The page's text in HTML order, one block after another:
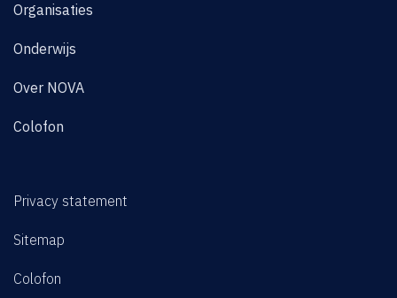
Organisaties
Onderwijs
Over NOVA
Colofon
Privacy statement
Sitemap
Colofon